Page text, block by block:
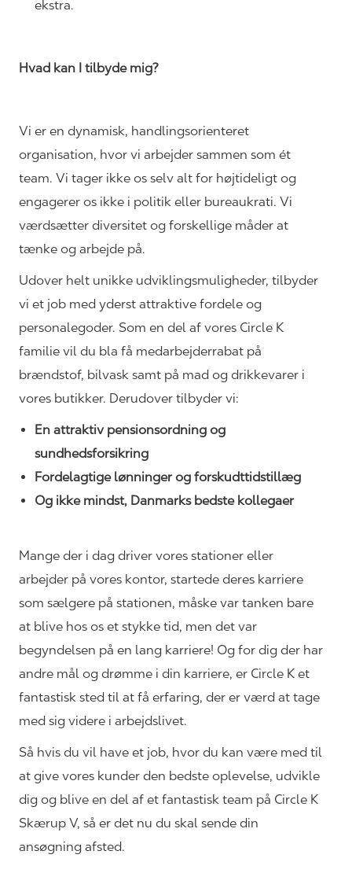
ekstra.
Hvad kan I tilbyde mig?
Vi er en dynamisk, handlingsorienteret
organisation, hvor vi arbejder sammen som ét
team. Vi tager ikke os selv alt for højtideligt og
engagerer os ikke i politik eller bureaukrati. Vi
værdsætter diversitet og forskellige måder at
tænke og arbejde på.
Udover helt unikke udviklingsmuligheder, tilbyder
vi et job med yderst attraktive fordele og
personalegoder. Som en del af vores Circle K
familie vil du bla få medarbejderrabat på
brændstof, bilvask samt på mad og drikkevarer i
vores butikker. Derudover tilbyder vi:
En attraktiv pensionsordning og
sundhedsforsikring
Fordelagtige lønninger og forskudttidstillæg
Og ikke mindst, Danmarks bedste kollegaer
Mange der i dag driver vores stationer eller
arbejder på vores kontor, startede deres karriere
som sælgere på stationen, måske var tanken bare
at blive hos os et stykke tid, men det var
begyndelsen på en lang karriere! Og for dig der har
andre mål og drømme i din karriere, er Circle K et
fantastisk sted til at få erfaring, der er værd at tage
med sig videre i arbejdslivet.
Så hvis du vil have et job, hvor du kan være med til
at give vores kunder den bedste oplevelse, udvikle
dig og blive en del af et fantastisk team på Circle K
Skærup V, så er det nu du skal sende din
ansøgning afsted.